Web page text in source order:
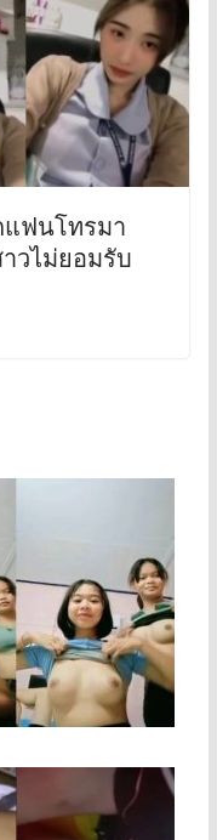
แฟนโทรมา
วไม่ยอมรับ